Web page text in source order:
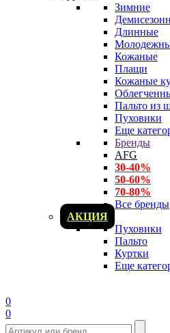
Зимние
Длинные
Кожаные
Плащи
Кожаные
Пальто из
Пуховики
Еще
Бренды
AFG
30-40%
50-60%
70-80%
Все бренды
АКЦИЯ
Пуховики
Пальто
Куртки
Еще
0
0